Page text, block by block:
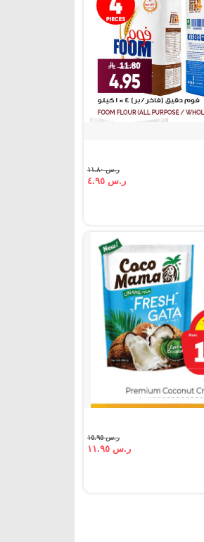
ر.س ١١.٨٠
ر.س ٤.٩٥
ر.س ١٥.٩٥
ر.س ١١.٩٥